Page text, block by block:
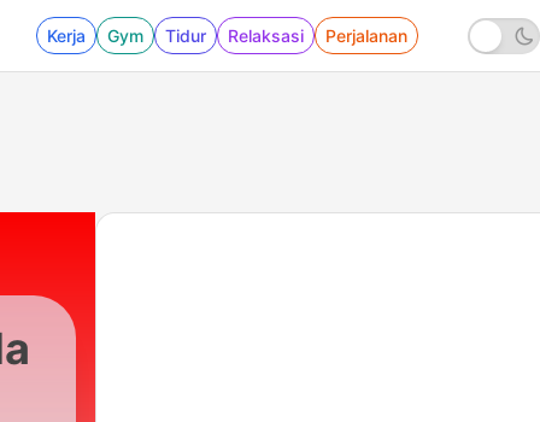
Kerja Gym Tidur Relaksasi Perjalanan